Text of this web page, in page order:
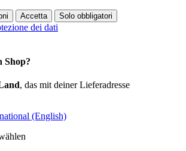
Accetta Solo obbligatori
dei dati
Shop?
, das mit deiner Lieferadresse
(English)